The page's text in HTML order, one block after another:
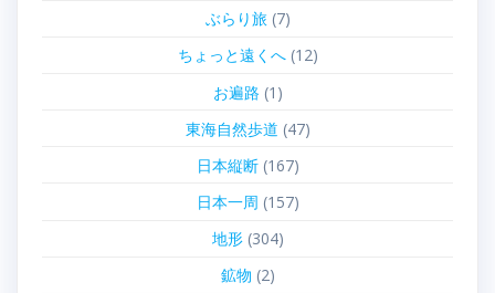
ぶらり旅(7)
ちょっと遠くへ(12)
お遍路 (1)
東海自然歩道 (47)
日本縦断(167)
日本一周 (157)
地形(304)
鉱物 (2)